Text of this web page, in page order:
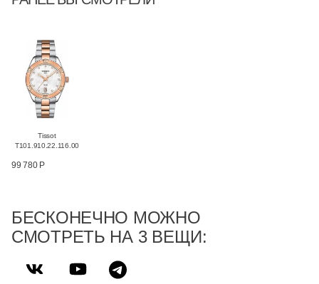
Tissot
T101.910.22.116.00
99 780 Р
БЕСКОНЕЧНО МОЖНО
СМОТРЕТЬ НА 3 ВЕЩИ: